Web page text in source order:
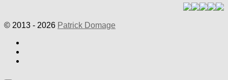
© 2013 - 2026 Patrick Domage